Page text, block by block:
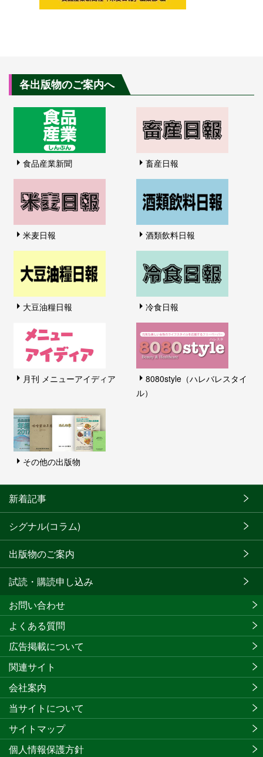
各出版物のご案内へ
食品産業新聞 畜産日報
米麦日報 酒類飲料日報
大豆油糧日報 冷食日報
月刊 メニューアイディア
8080style（ハレバレスタイ
ル）
その他の出版物
新着記事
シグナル(コラム)
出版物のご案内
試読・購読申し込み
お問い合わせ
よくある質問
広告掲載について
関連サイト
会社案内
当サイトについて
サイトマップ
個人情報保護方針